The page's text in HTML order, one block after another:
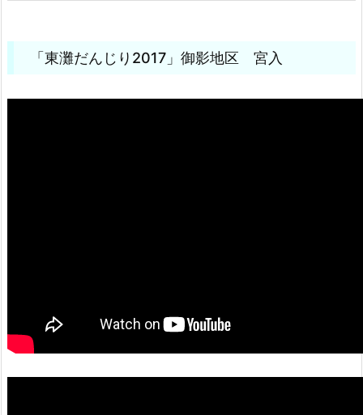
「東灘だんじり2017」御影地区 宮入